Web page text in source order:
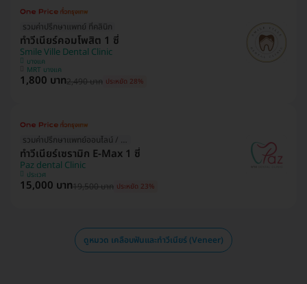
รวมค่าปรึกษาแพทย์ ที่คลินิก
ทำวีเนียร์คอมโพสิต 1 ซี่
Smile Ville Dental Clinic
บางแค
MRT บางแค
1,800 บาท2,490 บาท ประหยัด 28%
รวมค่าปรึกษาแพทย์ออนไลน์ / ที่คลินิก
ทำวีเนียร์เซรามิก E-Max 1 ซี่
Paz dental Clinic
ประเวศ
15,000 บาท19,500 บาท ประหยัด 23%
ดูหมวด เคลือบฟันและทำวีเนียร์ (Veneer)